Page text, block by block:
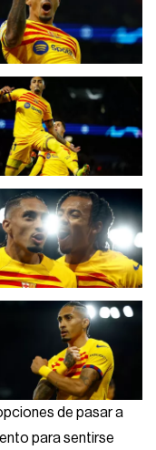
de pasar a
para sentirse